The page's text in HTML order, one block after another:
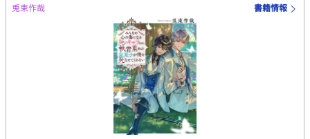
兎束作哉 書籍情報